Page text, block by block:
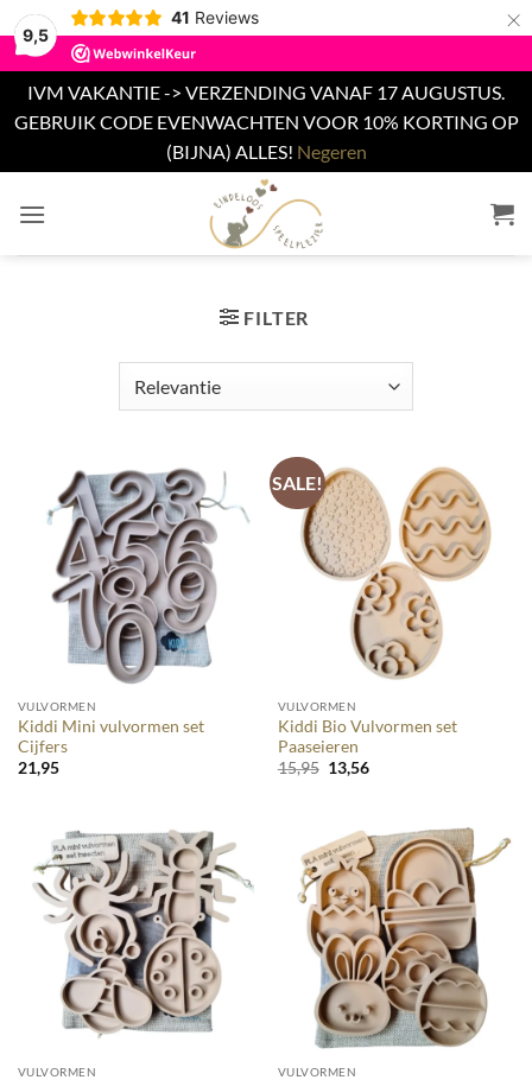
9,5
41 Reviews ×
IVM VAKANTIE -> VERZENDING VANAF 17 AUGUSTUS.
GEBRUIK CODE EVENWACHTEN VOOR 10% KORTING OP
(BIJNA) ALLES! Negeren
naar
FILTER
VULVORMEN
Kiddi Mini vulvormen set
Cijfers
21,95
SALE!
VULVORMEN
Kiddi Bio Vulvormen set
Paaseieren
15,95 Oorspronkelijke
prijs
13,56Huidige
VULVORMEN VULVORMEN